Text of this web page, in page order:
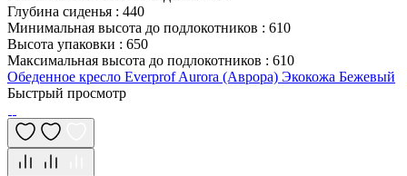
Глубина сиденья : 440
Минимальная высота до подлокотников : 610
Высота упаковки : 650
Максимальная высота до подлокотников : 610
Обеденное кресло Everprof Aurora (Аврора) Экокожа Бежевый
Быстрый просмотр